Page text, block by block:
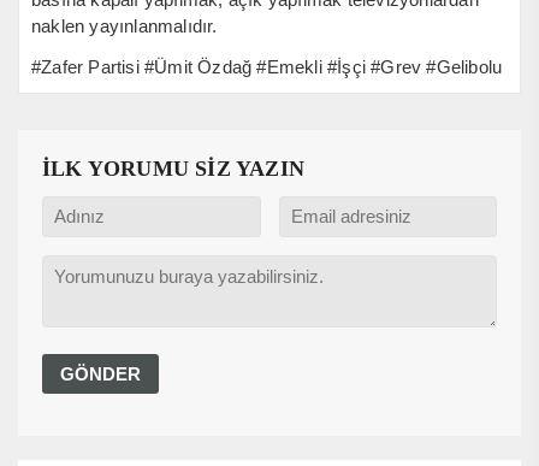
naklen yayınlanmalıdır.
#Zafer Partisi #Ümit Özdağ #Emekli #İşçi #Grev #Gelibolu
İLK YORUMU SİZ YAZIN